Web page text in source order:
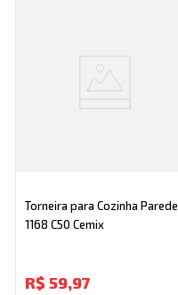
Torneira para Cozinha Parede
1168 C50 Cemix
R$ 59,97